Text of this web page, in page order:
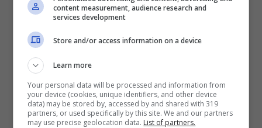
content measurement, audience research and
services development
Store and/or access information on a device
Learn more
Your personal data will be processed and information from
your device (cookies, unique identifiers, and other device
data) may be stored by, accessed by and shared with 319
partners, or used specifically by this site. We and our partners
may use precise geolocation data. List of partners.